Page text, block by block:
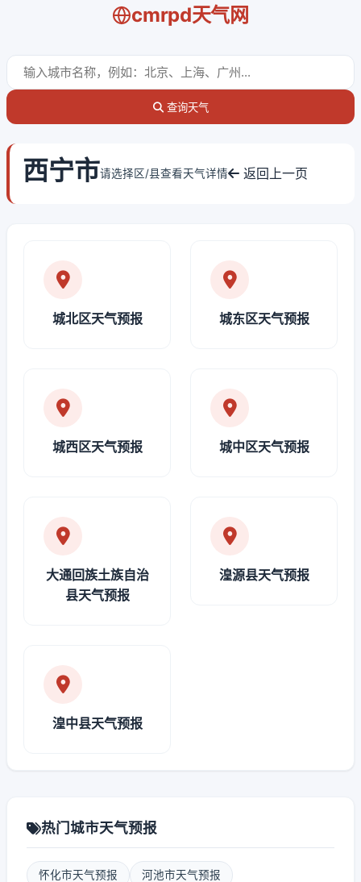
cmrpd天气网
查询天气
西宁市请选择区/县查看天气详情 返回上一页
城北区天气预报 城东区天气预报
城西区天气预报 城中区天气预报
大通回族土族自治
县天气预报
湟源县天气预报
湟中县天气预报
热门城市天气预报
怀化市天气预报 河池市天气预报